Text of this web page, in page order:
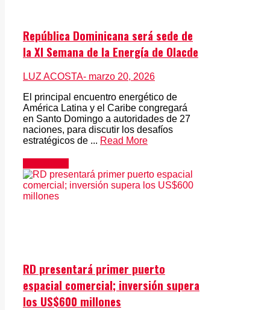
República Dominicana será sede de
la XI Semana de la Energía de Olacde
LUZ ACOSTA- marzo 20, 2026
El principal encuentro energético de
América Latina y el Caribe congregará
en Santo Domingo a autoridades de 27
naciones, para discutir los desafíos
estratégicos de ... Read More
RD presentará primer puerto
espacial comercial; inversión supera
los US$600 millones